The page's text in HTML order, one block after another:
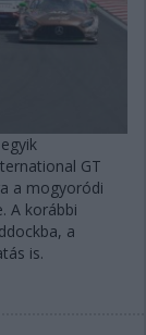
GT
a mogyoródi
A korábbi
a
is.